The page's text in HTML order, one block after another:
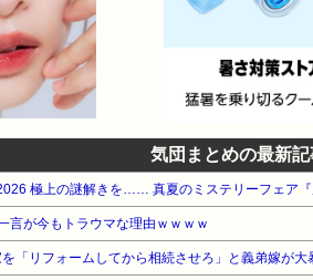
気団まとめの最新記
極上の謎解きを…… 真夏のミステリーフェア
言が今もトラウマな理由ｗｗｗｗ
を「リフォームしてから相続させろ」と義弟嫁が